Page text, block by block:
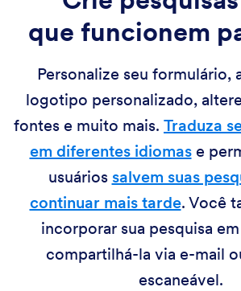
que funcionem
Personalize seu formulário,
logotipo personalizado,
fontes e muito mais. Traduza
em diferentes idiomase
usuários salvem suas
continuar mais tarde. Você
incorporar sua pesquisa
compartilhá-la via e-mail
escaneável.